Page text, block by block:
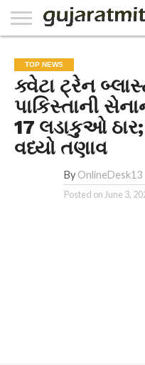
PAPER
NATIONAL
WORLD
BUSINESS
SPORTS
GUJARAT
OPINION
MORE
TOP NEWS
ક્વેટા ટ્રેન
પાકિસ્તાની
17 લડાકુઓ
વધ્યો તણાવ
By OnlineDesk13
Posted on June 3,